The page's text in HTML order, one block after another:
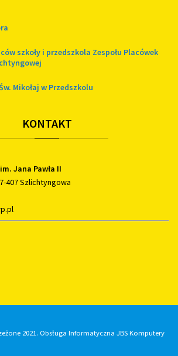
szkoły i przedszkola Zespołu Placówek
Mikołaj w Przedszkolu
KONTAKT
Jana Pawła II
407 Szlichtyngowa
2021. Obsługa Informatyczna JBS Komputery